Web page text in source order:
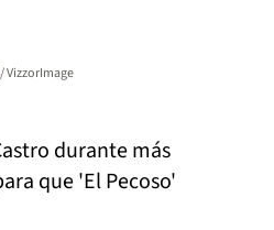
/ VizzorImage
durante más
que 'El Pecoso'